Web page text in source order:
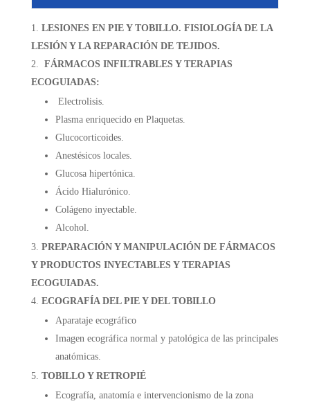
LESIONES EN PIE Y TOBILLO. FISIOLOGÍA DE LA
LESIÓN Y LA REPARACIÓN DE TEJIDOS.
FÁRMACOS INFILTRABLES Y TERAPIAS
ECOGUIADAS:
Electrolisis.
Plasma enriquecido en Plaquetas.
Glucocorticoides.
Anestésicos locales.
Glucosa hipertónica.
Ácido Hialurónico.
Colágeno inyectable.
Alcohol.
PREPARACIÓN Y MANIPULACIÓN DE FÁRMACOS
Y PRODUCTOS INYECTABLES Y TERAPIAS
ECOGUIADAS.
ECOGRAFÍA DEL PIE Y DEL TOBILLO
Aparataje ecográfico
Imagen ecográfica normal y patológica de las principales
anatómicas.
TOBILLO Y RETROPIÉ
Ecografía, anatomía e intervencionismo de la zona